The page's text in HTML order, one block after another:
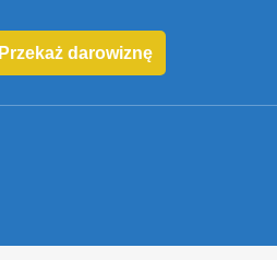
Przekaż darowiznę